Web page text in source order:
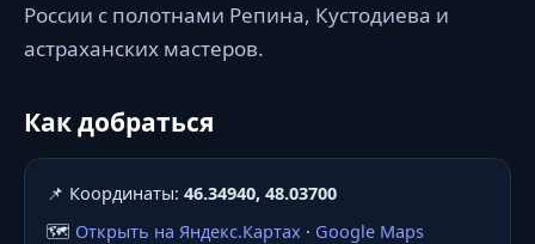
России с полотнами Репина, Кустодиева и
астраханских мастеров.
Как добраться
📌 Координаты: 46.34940, 48.03700
🗺️ Открыть на Яндекс.Картах · Google Maps